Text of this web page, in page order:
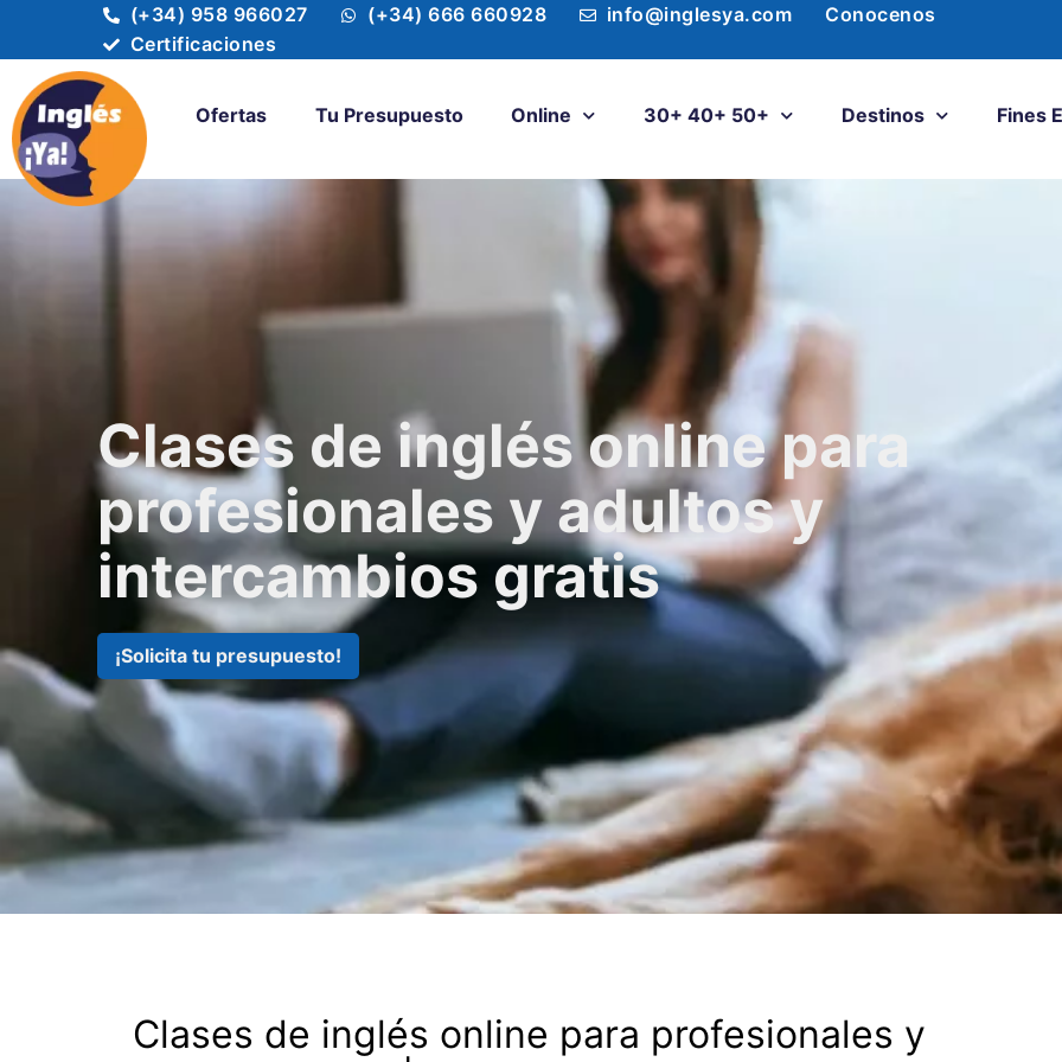
(+34) 958 966027 (+34) 666 660928 info@inglesya.com
Conocenos
Certificaciones
Ofertas Tu Presupuesto Online 30+ 40+ 50+ Destinos Fines
Clases de inglés online para
profesionales y adultos y
intercambios gratis
¡Solicita tu presupuesto!
Clases de inglés online para profesionales y